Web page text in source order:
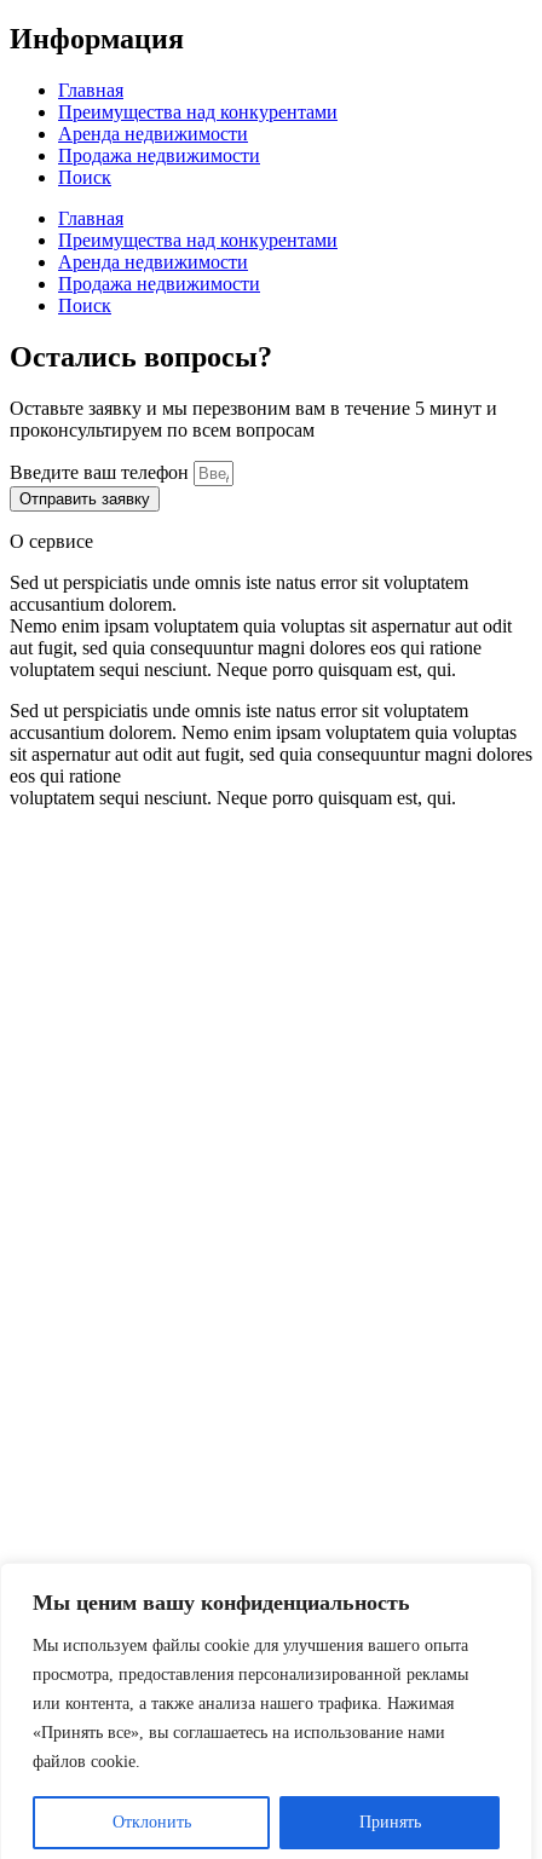
Мы ценим вашу конфиденциальность
Мы используем файлы cookie для улучшения вашего опыта
просмотра, предоставления персонализированной рекламы
или контента, а также анализа нашего трафика. Нажимая
«Принять все», вы соглашаетесь на использование нами
файлов cookie.
Отклонить Принять
Информация
Главная
Преимущества над конкурентами
Аренда недвижимости
Продажа недвижимости
Поиск
Главная
Преимущества над конкурентами
Аренда недвижимости
Продажа недвижимости
Поиск
Остались вопросы?
Оставьте заявку и мы перезвоним вам в течение 5 минут и
проконсультируем по всем вопросам
Введите ваш телефон
Отправить заявку
О сервисе
Sed ut perspiciatis unde omnis iste natus error sit voluptatem
accusantium dolorem.
Nemo enim ipsam voluptatem quia voluptas sit aspernatur aut odit
aut fugit, sed quia consequuntur magni dolores eos qui ratione
voluptatem sequi nesciunt. Neque porro quisquam est, qui.
Sed ut perspiciatis unde omnis iste natus error sit voluptatem
accusantium dolorem. Nemo enim ipsam voluptatem quia voluptas
sit aspernatur aut odit aut fugit, sed quia consequuntur magni dolores
eos qui ratione
voluptatem sequi nesciunt. Neque porro quisquam est, qui.